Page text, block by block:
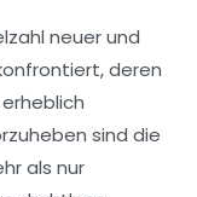
neuer und
deren
sind die
als nur